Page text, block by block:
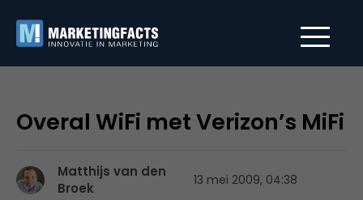
Overal WiFi met Verizon’s MiFi
Matthijs van den
Broek
13 mei 2009, 04:38